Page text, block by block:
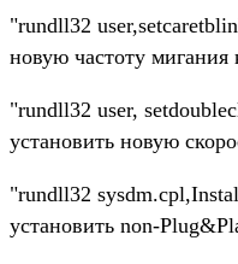
"rundll32
новую частоту мигания
"rundll32 user,
установить новую
"rundll32
установить non-